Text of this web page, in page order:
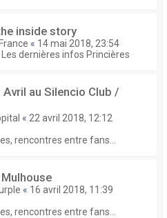
inside story
« 14 mai 2018, 23:54
dernières infos Princières
au Silencio Club /
« 22 avril 2018, 12:12
rencontres entre fans...
« 16 avril 2018, 11:39
rencontres entre fans...